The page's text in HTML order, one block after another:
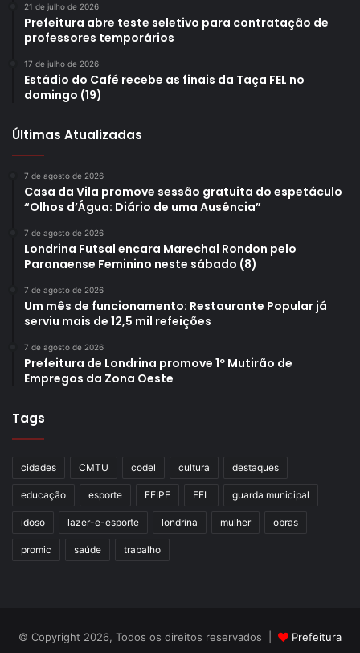
21 de julho de 2026
Prefeitura abre teste seletivo para contratação de
professores temporários
17 de julho de 2026
Estádio do Café recebe as finais da Taça FEL no
domingo (19)
Últimas Atualizadas
7 de agosto de 2026
Casa da Vila promove sessão gratuita do espetáculo
“Olhos d’Água: Diário de uma Ausência”
7 de agosto de 2026
Londrina Futsal encara Marechal Rondon pelo
Paranaense Feminino neste sábado (8)
7 de agosto de 2026
Um mês de funcionamento: Restaurante Popular já
serviu mais de 12,5 mil refeições
7 de agosto de 2026
Prefeitura de Londrina promove 1º Mutirão de
Empregos da Zona Oeste
Tags
cidades CMTU codel cultura destaques
educação esporte FEIPE FEL guarda municipal
idoso lazer-e-esporte londrina mulher obras
promic saúde trabalho
© Copyright 2026, Todos os direitos reservados | Prefeitura